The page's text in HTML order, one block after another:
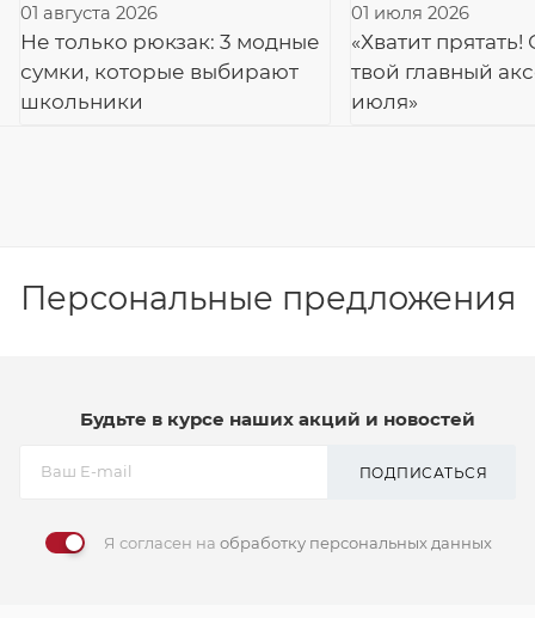
01 августа 2026
Не только рюкзак: 3 модные
сумки, которые выбирают
школьники
01 июля 2026
«Хватит
твой главный
июля»
Персональные предложения
Будьте в курсе наших акций и новостей
ПОДПИСАТЬСЯ
Я согласен на обработку персональных данных